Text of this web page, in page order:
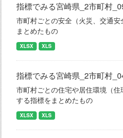
指標でみる宮崎県_2市町村
市町村ごとの安全（火災、交通
まとめたもの
XLSX XLS
指標でみる宮崎県_2市町村
市町村ごとの住宅や居住環境（
する指標をまとめたもの
XLSX XLS